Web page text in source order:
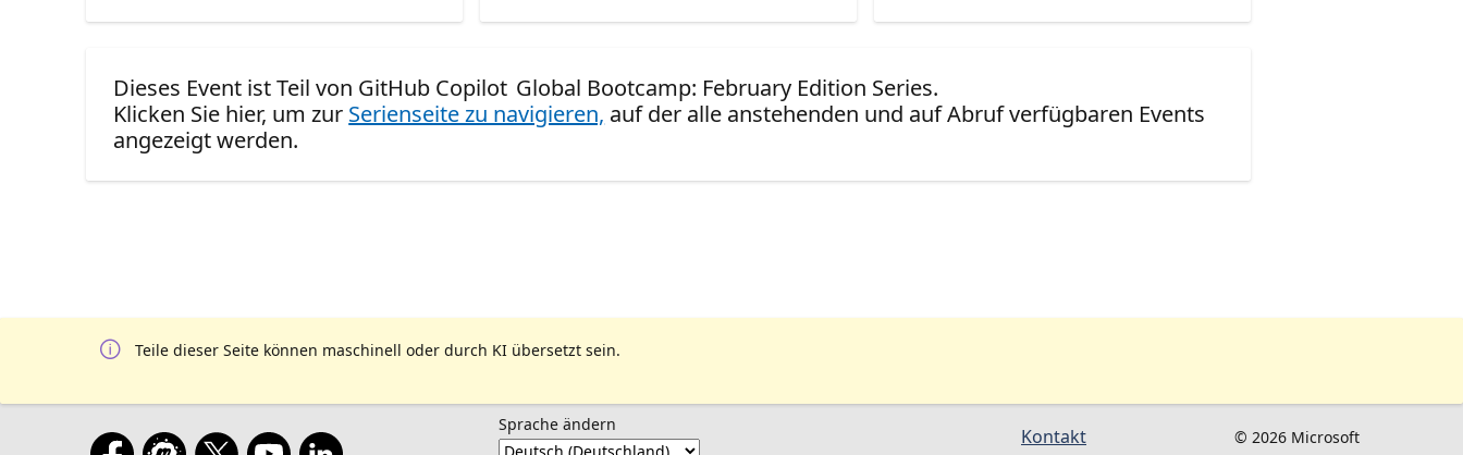
Dieses Event ist Teil von GitHub Copilot Global Bootcamp: February Edition Series.
Klicken Sie hier, um zur Serienseite zu navigieren, auf der alle anstehenden und auf Abruf verfügbaren Events
angezeigt werden.
Teile dieser Seite können maschinell oder durch KI übersetzt sein.
Sprache ändern
Kontakt
© 2026 Microsoft